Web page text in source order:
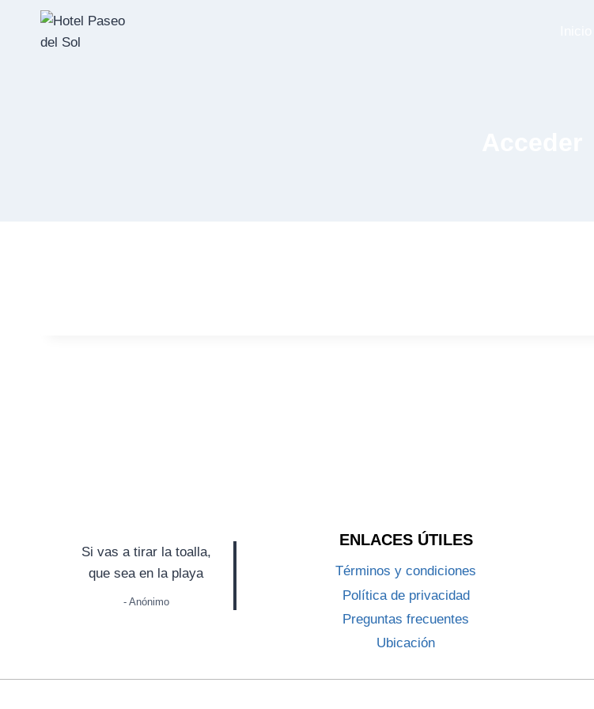
Si vas a tirar la toalla,
que sea en la playa
- Anónimo
ENLACES ÚTILES
Términos y condiciones
Política de privacidad
Preguntas frecuentes
Ubicación